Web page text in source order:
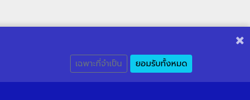
เฉพาะที่จำเป็น ยอมรับทั้งหมด